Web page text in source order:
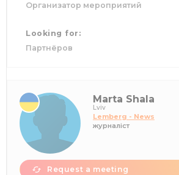
Организатор мероприятий
Looking for:
Партнёров
Marta Shala
Lviv
Lemberg - News
журналіст
Request a meeting